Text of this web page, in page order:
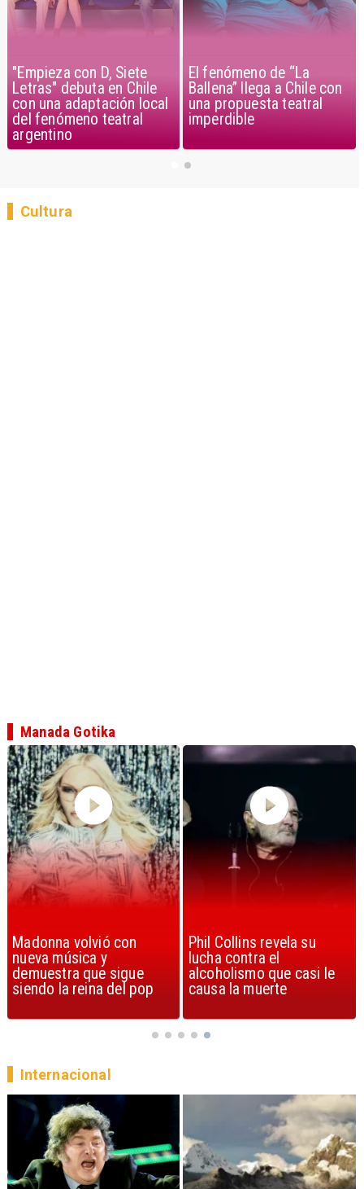
"Empieza con D, Siete
Letras" debuta en Chile
con una adaptación local
del fenómeno teatral
argentino
El fenómeno de “La
Ballena” llega a Chile con
una propuesta teatral
imperdible
Cultura
Phil Collins revela su
lucha contra el
alcoholismo que casi le
causa la muerte
U2 lanza nuevo sencillo
con estribillo en español:
Streets of Dreams
Manada Gotika
Internacional